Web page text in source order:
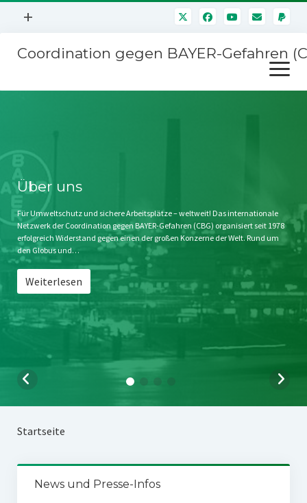
Menü
+
Mitmachen
Kontakt
Impressum
Störfälle
Coordination gegen BAYER-Gefahren
Menü
öffnen
Stichwort BAYER
Jahrestagung
SPENDEN
Über uns
Für Umweltschutz und sichere Arbeitsplätze – weltweit! Das internationale
Netzwerk der Coordination gegen BAYER-Gefahren (CBG) organisiert seit 1978
erfolgreich Widerstand gegen einen der großen Konzerne der Welt. Rund um
den Globus und…
Weiterlesen
Startseite
News und Presse-Infos